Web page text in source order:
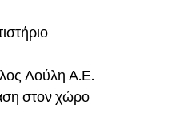
Λούλη Α.Ε.
στον χώρο